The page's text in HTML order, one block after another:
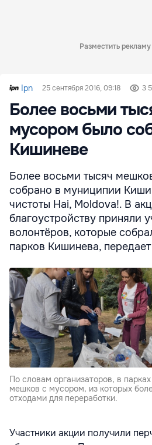
Разместить
Ipn 25 сентября 2016, 09:18 3
Более восьми
мусором было
Кишиневе
Более восьми тысяч
собрано в муниципии
чистоты Hai, Moldova!. В
благоустройству приняли
волонтёров, которые
парков Кишинева, передает
По словам организаторов, в
мешков с мусором, из которых
отходами для переработки.
Участники акции получили